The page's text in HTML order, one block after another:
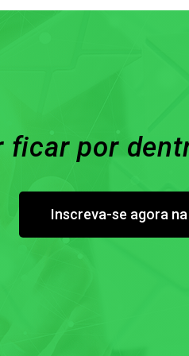
ficar por
Inscreva-se agora